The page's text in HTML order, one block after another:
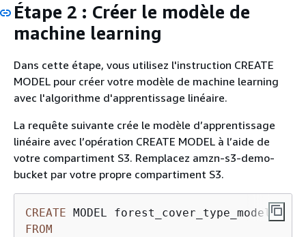
Étape 2 : Créer le modèle de
machine learning
Dans cette étape, vous utilisez l'instruction CREATE
MODEL pour créer votre modèle de machine learning
avec l'algorithme d'apprentissage linéaire.
La requête suivante crée le modèle d’apprentissage
linéaire avec l’opération CREATE MODEL à l’aide de
votre compartiment S3. Remplacez amzn-s3-demo-
bucket par votre propre compartiment S3.
CREATE
FROM